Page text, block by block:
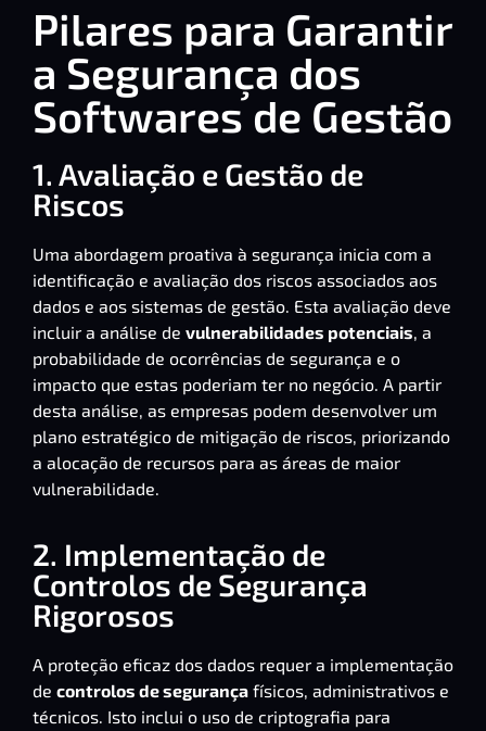
Pilares para Garantir
a Segurança dos
Softwares de Gestão
1. Avaliação e Gestão de
Riscos
Uma abordagem proativa à segurança inicia com a
identificação e avaliação dos riscos associados aos
dados e aos sistemas de gestão. Esta avaliação deve
incluir a análise de vulnerabilidades potenciais, a
probabilidade de ocorrências de segurança e o
impacto que estas poderiam ter no negócio. A partir
desta análise, as empresas podem desenvolver um
plano estratégico de mitigação de riscos, priorizando
a alocação de recursos para as áreas de maior
vulnerabilidade.
2. Implementação de
Controlos de Segurança
Rigorosos
A proteção eficaz dos dados requer a implementação
de controlos de segurança físicos, administrativos e
técnicos. Isto inclui o uso de criptografia para